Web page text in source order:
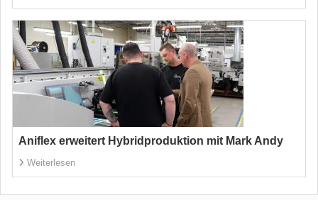
Aniflex erweitert Hybridproduktion mit Mark Andy
Weiterlesen